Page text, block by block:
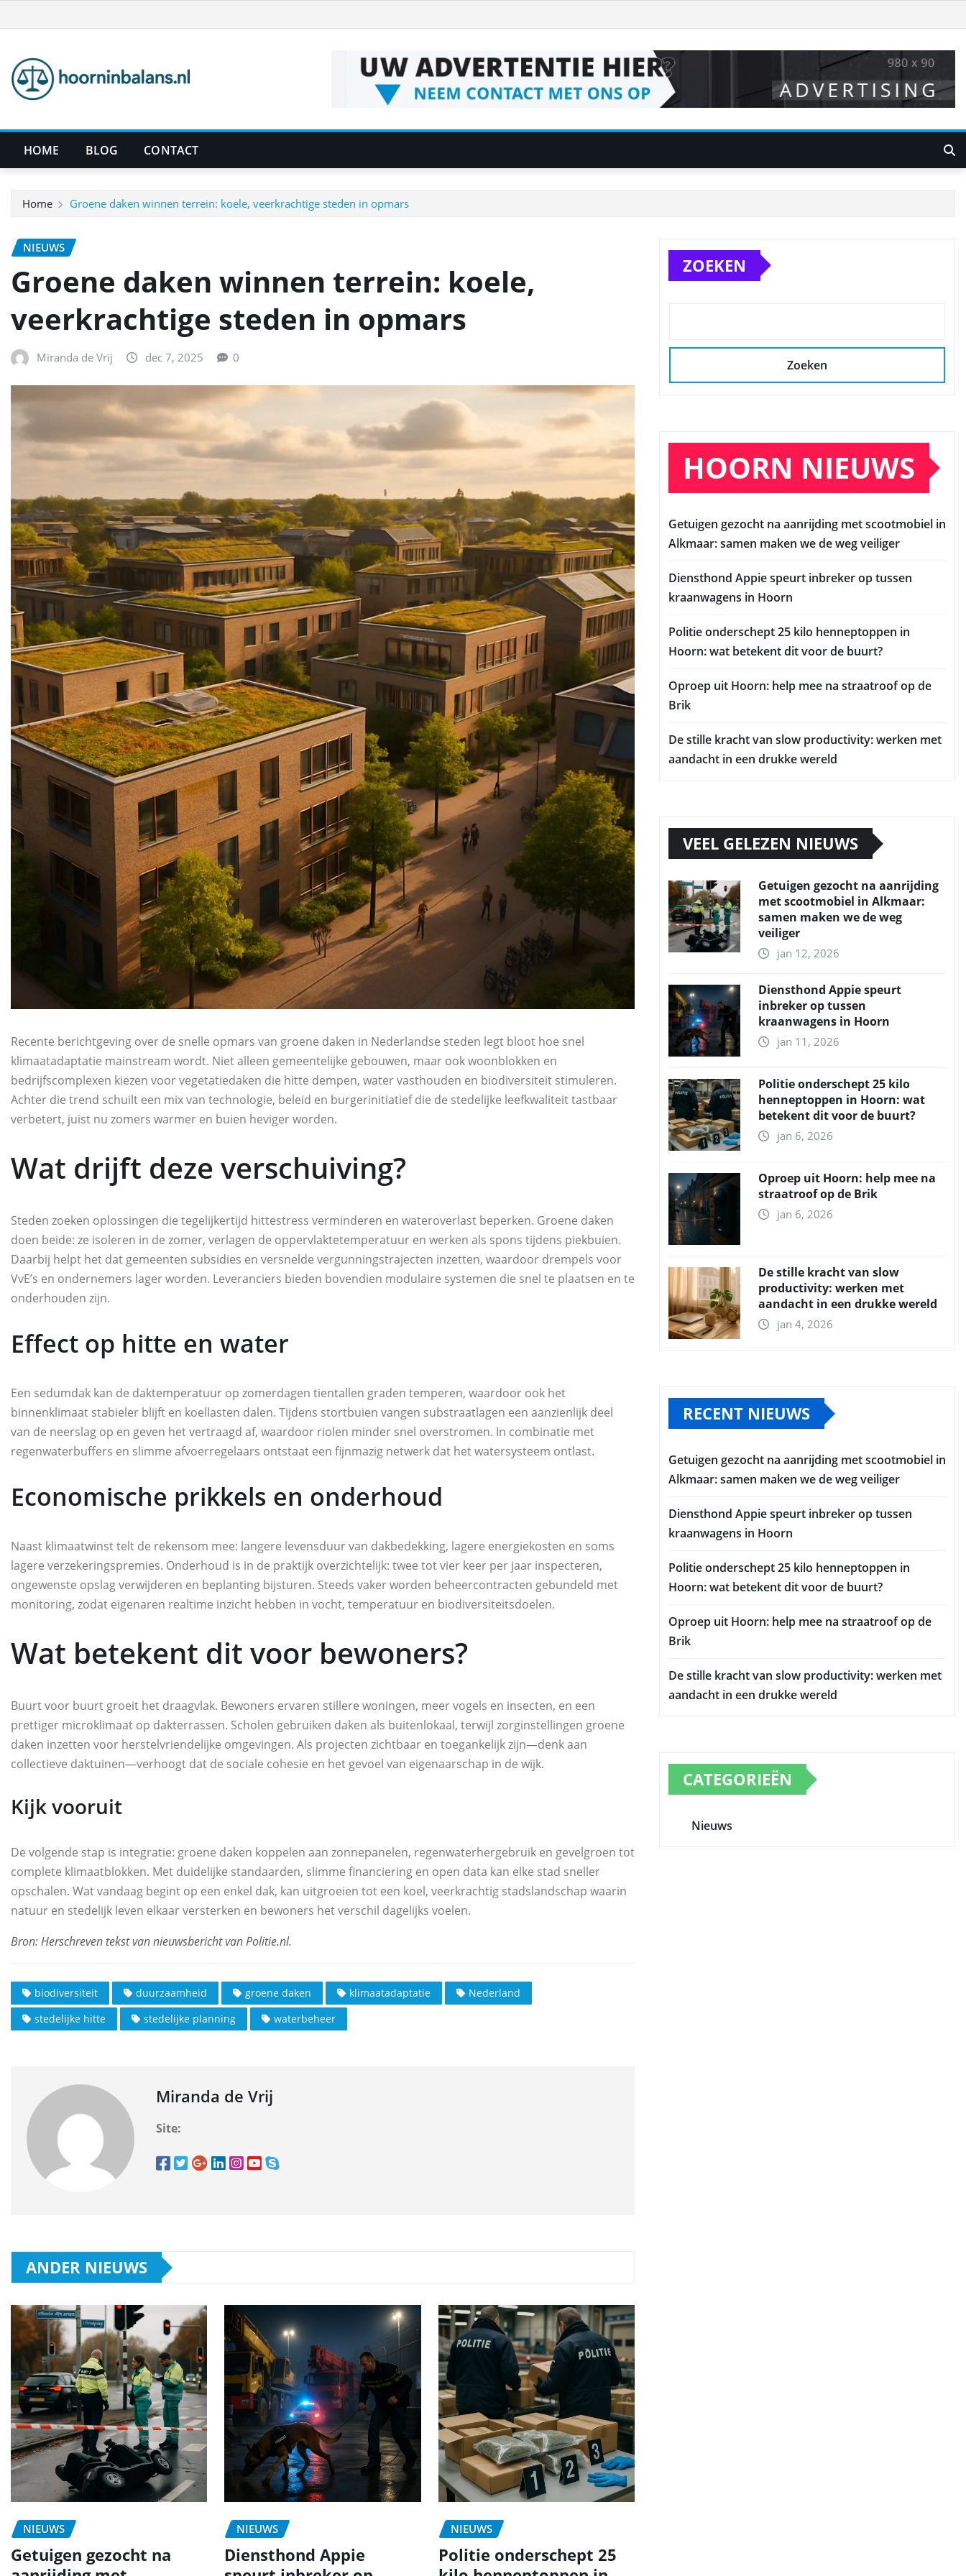
naar
inhoud
HOME BLOG CONTACT
Home Groene daken winnen terrein: koele, veerkrachtige steden in opmars
NIEUWS
Groene daken winnen terrein: koele,
veerkrachtige steden in opmars
Miranda de Vrij dec 7, 2025 0
Recente berichtgeving over de snelle opmars van groene daken in Nederlandse steden legt bloot hoe snel
klimaatadaptatie mainstream wordt. Niet alleen gemeentelijke gebouwen, maar ook woonblokken en
bedrijfscomplexen kiezen voor vegetatiedaken die hitte dempen, water vasthouden en biodiversiteit stimuleren.
Achter die trend schuilt een mix van technologie, beleid en burgerinitiatief die de stedelijke leefkwaliteit tastbaar
verbetert, juist nu zomers warmer en buien heviger worden.
Wat drijft deze verschuiving?
Steden zoeken oplossingen die tegelijkertijd hittestress verminderen en wateroverlast beperken. Groene daken
doen beide: ze isoleren in de zomer, verlagen de oppervlaktetemperatuur en werken als spons tijdens piekbuien.
Daarbij helpt het dat gemeenten subsidies en versnelde vergunningstrajecten inzetten, waardoor drempels voor
VvE’s en ondernemers lager worden. Leveranciers bieden bovendien modulaire systemen die snel te plaatsen en te
onderhouden zijn.
Effect op hitte en water
Een sedumdak kan de daktemperatuur op zomerdagen tientallen graden temperen, waardoor ook het
binnenklimaat stabieler blijft en koellasten dalen. Tijdens stortbuien vangen substraatlagen een aanzienlijk deel
van de neerslag op en geven het vertraagd af, waardoor riolen minder snel overstromen. In combinatie met
regenwaterbuffers en slimme afvoerregelaars ontstaat een fijnmazig netwerk dat het watersysteem ontlast.
Economische prikkels en onderhoud
Naast klimaatwinst telt de rekensom mee: langere levensduur van dakbedekking, lagere energiekosten en soms
lagere verzekeringspremies. Onderhoud is in de praktijk overzichtelijk: twee tot vier keer per jaar inspecteren,
ongewenste opslag verwijderen en beplanting bijsturen. Steeds vaker worden beheercontracten gebundeld met
monitoring, zodat eigenaren realtime inzicht hebben in vocht, temperatuur en biodiversiteitsdoelen.
Wat betekent dit voor bewoners?
Buurt voor buurt groeit het draagvlak. Bewoners ervaren stillere woningen, meer vogels en insecten, en een
prettiger microklimaat op dakterrassen. Scholen gebruiken daken als buitenlokaal, terwijl zorginstellingen groene
daken inzetten voor herstelvriendelijke omgevingen. Als projecten zichtbaar en toegankelijk zijn—denk aan
collectieve daktuinen—verhoogt dat de sociale cohesie en het gevoel van eigenaarschap in de wijk.
Kijk vooruit
De volgende stap is integratie: groene daken koppelen aan zonnepanelen, regenwaterhergebruik en gevelgroen tot
complete klimaatblokken. Met duidelijke standaarden, slimme financiering en open data kan elke stad sneller
opschalen. Wat vandaag begint op een enkel dak, kan uitgroeien tot een koel, veerkrachtig stadslandschap waarin
natuur en stedelijk leven elkaar versterken en bewoners het verschil dagelijks voelen.
biodiversiteit duurzaamheid groene daken klimaatadaptatie
Nederland
stedelijke hitte
stedelijke planning waterbeheer
Miranda de Vrij
Site:
ANDER NIEUWS
NIEUWS
Getuigen gezocht na
NIEUWS
Diensthond Appie
NIEUWS
Politie onderschept 25
ZOEKEN
Zoeken
HOORN NIEUWS
Getuigen gezocht na aanrijding met scootmobiel in
Alkmaar: samen maken we de weg veiliger
Diensthond Appie speurt inbreker op tussen
kraanwagens in Hoorn
Politie onderschept 25 kilo henneptoppen in
Hoorn: wat betekent dit voor de buurt?
Oproep uit Hoorn: help mee na straatroof op de
Brik
De stille kracht van slow productivity: werken met
aandacht in een drukke wereld
VEEL GELEZEN NIEUWS
Getuigen gezocht na aanrijding
met scootmobiel in Alkmaar:
samen maken we de weg
veiliger
jan 12, 2026
Diensthond Appie speurt
inbreker op tussen
kraanwagens in Hoorn
jan 11, 2026
Politie onderschept 25 kilo
henneptoppen in Hoorn: wat
betekent dit voor de buurt?
jan 6, 2026
Oproep uit Hoorn: help mee na
straatroof op de Brik
jan 6, 2026
De stille kracht van slow
productivity: werken met
aandacht in een drukke wereld
jan 4, 2026
RECENT NIEUWS
Getuigen gezocht na aanrijding met scootmobiel in
Alkmaar: samen maken we de weg veiliger
Diensthond Appie speurt inbreker op tussen
kraanwagens in Hoorn
Politie onderschept 25 kilo henneptoppen in
Hoorn: wat betekent dit voor de buurt?
Oproep uit Hoorn: help mee na straatroof op de
Brik
De stille kracht van slow productivity: werken met
aandacht in een drukke wereld
CATEGORIEËN
Nieuws